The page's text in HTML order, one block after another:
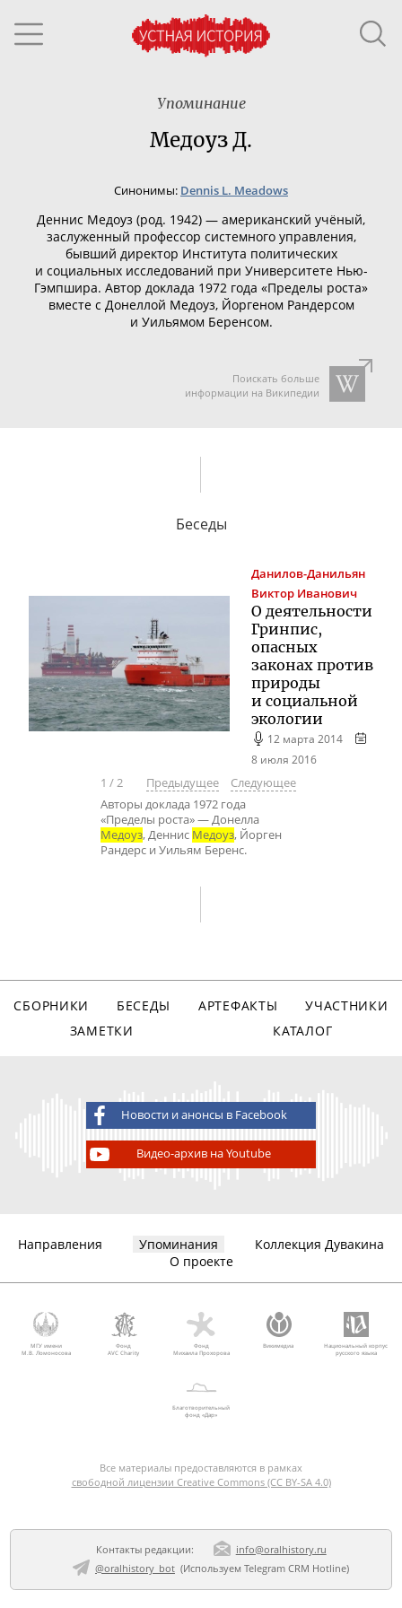
Упоминание
Медоуз Д.
Синонимы: Dennis L. Meadows
Денниc Медоуз (род. 1942) — американский учёный,
заслуженный профессор системного управления,
бывший директор Института политических
и социальных исследований при Университете Нью-
Гэмпшира. Автор доклада 1972 года «Пределы роста»
вместе с Донеллой Медоуз, Йоргеном Рандерсом
и Уильямом Беренсом.
Поискать больше
информации на Википедии
Беседы
Данилов-Данильян
Виктор Иванович
О деятельности
Гринпис,
опасных
законах против
природы
и социальной
экологии
12 марта 2014
8 июля 2016
1 /2 Предыдущее
Следующее
Авторы доклада 1972 года
«Пределы роста» — Донелла
Медоуз, Денниc Медоуз, Йорген
Рандерс и Уильям Беренс.
СБОРНИКИ БЕСЕДЫ АРТЕФАКТЫ
УЧАСТНИКИ
ЗАМЕТКИ
КАТАЛОГ
Новости и анонсы в Facebook
Видео-архив на Youtube
Направления Упоминания
Коллекция Дувакина
О проекте
МГУ имени
М.В. Ломоносова
Фонд
AVC Charity
Фонд
Михаила Прохорова
Викимедиа
Национальный корпус
русского языка
Благотворительный
фонд «Дар»
Все материалы предоставляются в рамках
свободной лицензии Creative Commons (CC BY-SA 4.0)
Контакты редакции:
info@oralhistory.ru
@oralhistory_bot(Используем Telegram CRM Hotline)